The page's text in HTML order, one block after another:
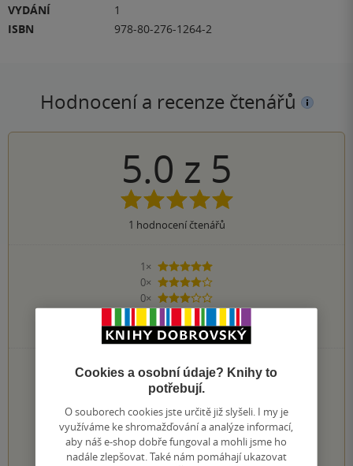
VYDÁNÍ
1
ISBN
978-80-276-1264-2
Hodnocení a recenze čtenářů
5.0 z 5
1 hodnocení čtenářů
1×
5 hvězdiček
0×
4 hvězdičky
0×
3 hvězdičky
0×
1 hvezdička
PŘIDEJTE SVÉ HODNOCENÍ KNIHY
Hodnocení našich knihkupců: 0.0 z 5
1 2 3 4 5
Cookies a osobní údaje? Knihy to
potřebují.
O souborech cookies jste určitě již slyšeli. I my je
využíváme ke shromažďování a analýze informací,
aby náš e-shop dobře fungoval a mohli jsme ho
nadále zlepšovat. Také nám pomáhají ukazovat